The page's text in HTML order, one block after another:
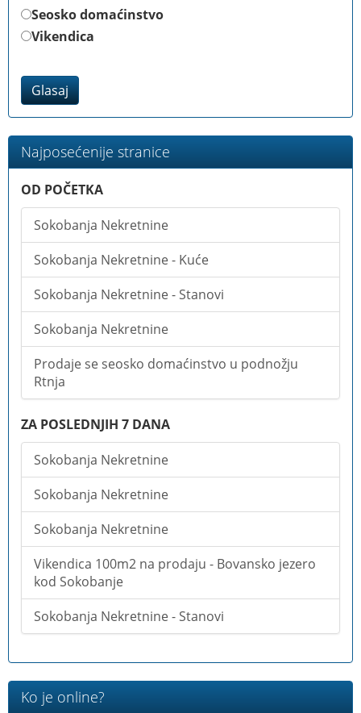
Seosko domaćinstvo
Vikendica
Glasaj
Najposećenije stranice
OD POČETKA
Sokobanja Nekretnine
Sokobanja Nekretnine - Kuće
Sokobanja Nekretnine - Stanovi
Sokobanja Nekretnine
Prodaje se seosko domaćinstvo u podnožju
Rtnja
ZA POSLEDNJIH 7 DANA
Sokobanja Nekretnine
Sokobanja Nekretnine
Sokobanja Nekretnine
Vikendica 100m2 na prodaju - Bovansko jezero
kod Sokobanje
Sokobanja Nekretnine - Stanovi
Ko je online?